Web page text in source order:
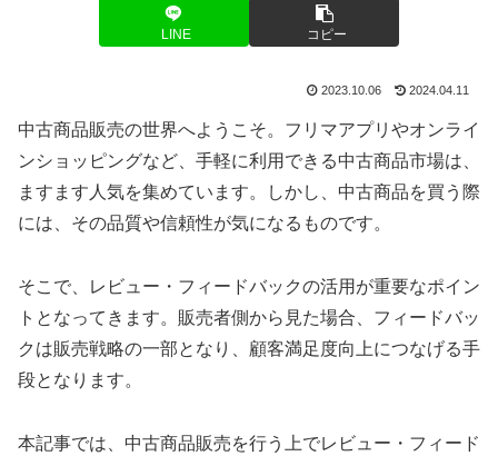
LINE コピー
2023.10.06 2024.04.11
中古商品販売の世界へようこそ。フリマアプリやオンライ
ンショッピングなど、手軽に利用できる中古商品市場は、
ますます人気を集めています。しかし、中古商品を買う際
には、その品質や信頼性が気になるものです。
そこで、レビュー・フィードバックの活用が重要なポイン
トとなってきます。販売者側から見た場合、フィードバッ
クは販売戦略の一部となり、顧客満足度向上につなげる手
段となります。
本記事では、中古商品販売を行う上でレビュー・フィード